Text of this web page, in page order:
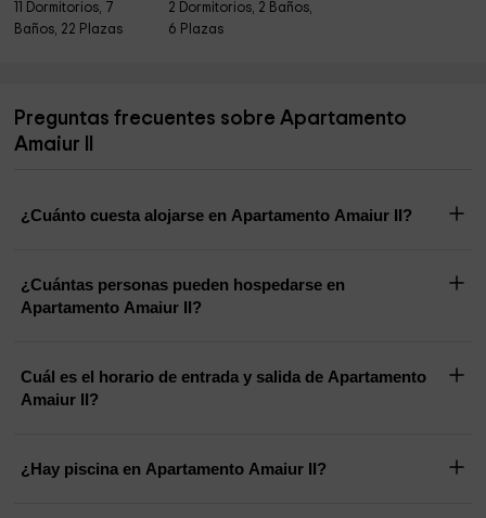
11 Dormitorios, 7
Baños, 22 Plazas
2 Dormitorios, 2 Baños,
6 Plazas
Preguntas frecuentes sobre Apartamento
Amaiur II
¿Cuánto cuesta alojarse en Apartamento Amaiur II?
¿Cuántas personas pueden hospedarse en
Apartamento Amaiur II?
Cuál es el horario de entrada y salida de Apartamento
Amaiur II?
¿Hay piscina en Apartamento Amaiur II?